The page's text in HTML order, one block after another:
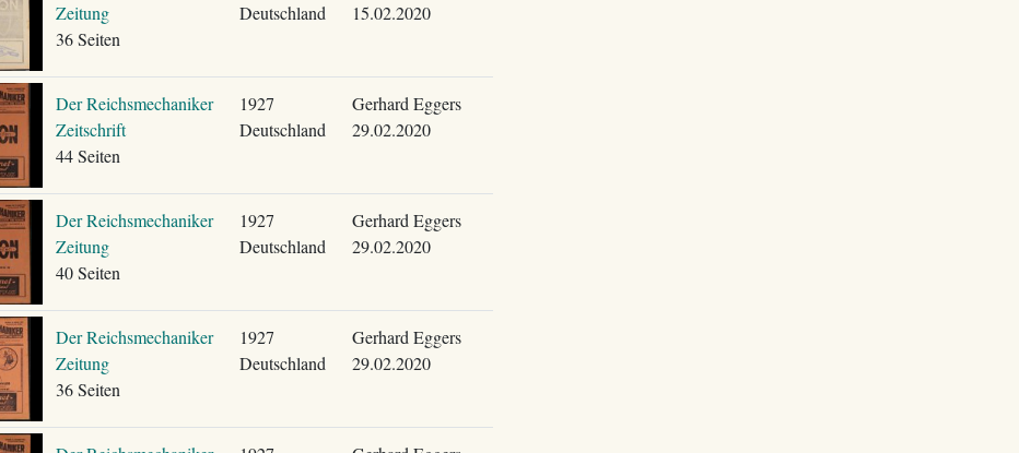
Zeitung
36 Seiten
Deutschland
15.02.2020
Der Reichsmechaniker
Zeitschrift
44 Seiten
1927
Deutschland
Gerhard Eggers
29.02.2020
Der Reichsmechaniker
Zeitung
40 Seiten
1927
Deutschland
Gerhard Eggers
29.02.2020
Der Reichsmechaniker
Zeitung
36 Seiten
1927
Deutschland
Gerhard Eggers
29.02.2020